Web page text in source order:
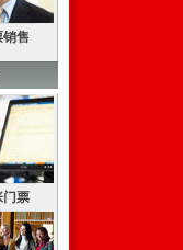
售
门票